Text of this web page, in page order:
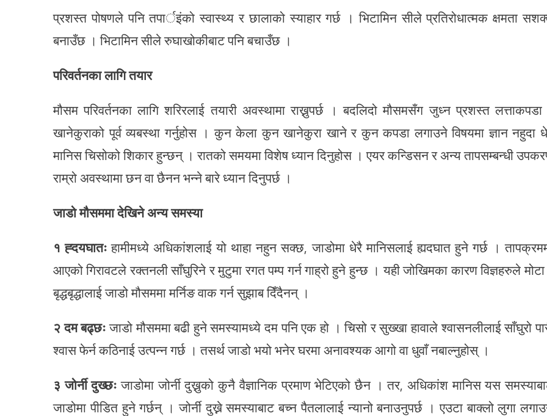
प्रशस्त पोषणले पनि तपार्इंको स्वास्थ्य र छालाको स्याहार गर्छ । भिटामिन सीले प्रतिरोधात्मक क्षमता
बनाउँछ । भिटामिन सीले रुघाखोकीबाट पनि बचाउँछ ।
परिवर्तनका लागि तयार
मौसम परिवर्तनका लागि शरिरलाई तयारी अवस्थामा राख्नुपर्छ । बदलिदो मौसमसँग जुध्न प्रशस्त
खानेकुराको पूर्व व्यबस्था गर्नुहोस । कुन केला कुन खानेकुरा खाने र कुन कपडा लगाउने विषयमा ज्ञान नहुदा
मानिस चिसोको शिकार हुन्छन् । रातको समयमा विशेष ध्यान दिनुहोस । एयर कन्डिसन र अन्य तापसम्बन्धी
राम्रो अवस्थामा छन वा छैनन भन्ने बारे ध्यान दिनुपर्छ ।
जाडो मौसममा देखिने अन्य समस्या
१ ह्दयघातःहामीमध्ये अधिकांशलाई यो थाहा नहुन सक्छ, जाडोमा धेरै मानिसलाई ह्यदघात हुने गर्छ ।
आएको गिरावटले रक्तनली साँघुरिने र मुटुमा रगत पम्प गर्न गाह्रो हुने हुन्छ । यही जोखिमका कारण विज्ञहरुले
बृद्धबृद्धालाई जाडो मौसममा मर्निङ वाक गर्न सुझाब दिँदैनन् ।
२ दम बढ्छःजाडो मौसममा बढी हुने समस्यामध्ये दम पनि एक हो । चिसो र सुख्खा हावाले श्वासनलीलाई साँघुरो
श्वास फेर्न कठिनाई उत्पन्न गर्छ । तसर्थ जाडो भयो भनेर घरमा अनावश्यक आगो वा धुवाँ नबाल्नुहोस् ।
३ जोर्नी दुख्छःजाडोमा जोर्नी दुख्नुको कुनै वैज्ञानिक प्रमाण भेटिएको छैन । तर, अधिकांश मानिस यस
जाडोमा पीडित हुने गर्छन् । जोर्नी दुख्ने समस्याबाट बच्न पैतलालाई न्यानो बनाउनुपर्छ । एउटा बाक्लो लुगा